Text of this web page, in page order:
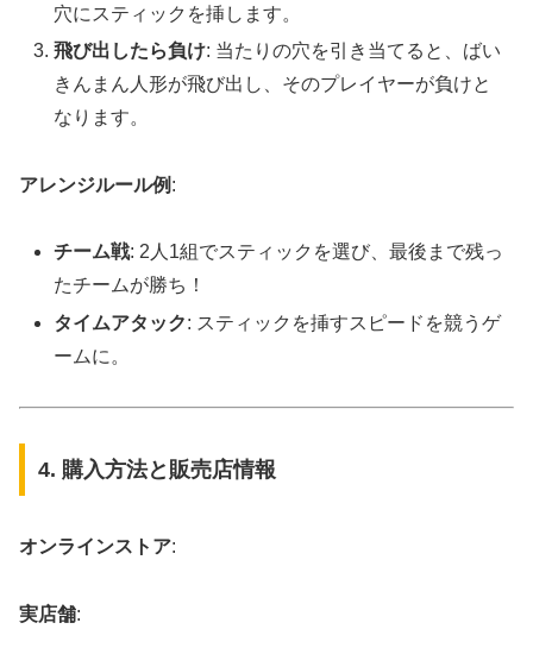
穴にスティックを挿します。
飛び出したら負け: 当たりの穴を引き当てると、ばい
きんまん人形が飛び出し、そのプレイヤーが負けと
なります。
アレンジルール例 :
チーム戦: 2人1組でスティックを選び、最後まで残っ
たチームが勝ち！
タイムアタック: スティックを挿すスピードを競うゲ
ームに。
4. 購入方法と販売店情報
オンラインストア:
実店舗: